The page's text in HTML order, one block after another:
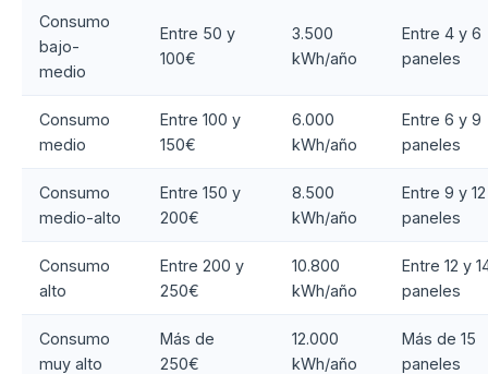
Consumo
bajo-
medio
Entre 50 y
100€
3.500
kWh/año
Entre 4 y 6
paneles
Consumo
medio
Entre 100 y
150€
6.000
kWh/año
Entre 6 y 9
paneles
Consumo
medio-alto
Entre 150 y
200€
8.500
kWh/año
Entre 9 y 12
paneles
Consumo
alto
Entre 200 y
250€
10.800
kWh/año
Entre 12 y
paneles
Consumo
muy alto
Más de
250€
12.000
kWh/año
Más de 15
paneles